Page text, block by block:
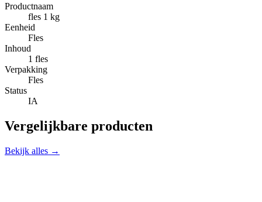
Productnaam
fles 1 kg
Eenheid
Fles
Inhoud
1 fles
Verpakking
Fles
Status
IA
Vergelijkbare producten
Bekijk alles →